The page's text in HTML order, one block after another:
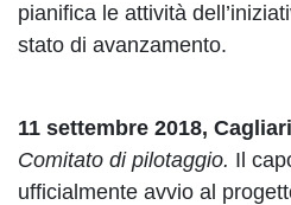
pianifica le attività
stato di avanzamento.
11 settembre 2018, Cagliari
Comitato di pilotaggio. Il
ufficialmente avvio al